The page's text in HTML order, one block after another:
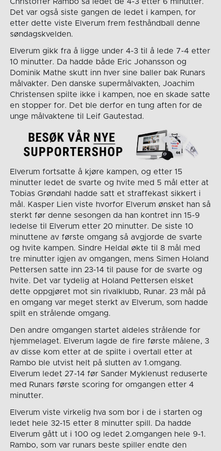
Christoffer Rambo så ledet de 4-3 etter 6 minutter.
Det var også siste gangen de ledet i kampen, for
etter dette viste Elverum frem festhåndball denne
søndagskvelden.
Elverum gikk fra å ligge under 4-3 til å lede 7-4 etter
10 minutter. Da hadde både Eric Johansson og
Dominik Mathe skutt inn hver sine baller bak Runars
målvakter. Den danske supermålvakten, Joachim
Christensen spilte ikke i kampen, noe en skade satte
en stopper for. Det ble derfor en tung aften for de
unge målvaktene til Leif Gautestad.
Elverum fortsatte å kjøre kampen, og etter 15
minutter ledet de svarte og hvite med 5 mål etter at
Tobias Grøndahl hadde satt et straffekast sikkert i
mål. Kasper Lien viste hvorfor Elverum ønsket han så
sterkt før denne sesongen da han kontret inn 15-9
ledelse til Elverum etter 20 minutter. De siste 10
minuttene av første omgang så avgjorde de svarte
og hvite kampen. Sindre Heldal økte til 8 mål med
tre minutter igjen av omgangen, mens Simen Holand
Pettersen satte inn 23-14 til pause for de svarte og
hvite. Det var tydelig at Holand Pettersen elsket
dette oppgjøret mot sin rivalklubb, Runar. 23 mål på
en omgang var meget sterkt av Elverum, som hadde
spilt en strålende omgang.
Den andre omgangen startet aldeles strålende for
hjemmelaget. Elverum lagde de fire første målene, 3
av disse kom etter at de spilte i overtall etter at
Rambo ble utvist helt på slutten av 1.omgang.
Elverum ledet 27-14 før Sander Myklenust reduserte
med Runars første scoring for omgangen etter 4
minutter.
Elverum viste virkelig hva som bor i de i starten og
ledet hele 32-15 etter 8 minutter spill. Da hadde
Elverum gått ut i 100 og ledet 2.omgangen hele 9-1.
Rambo, som var runars beste spiller endte den